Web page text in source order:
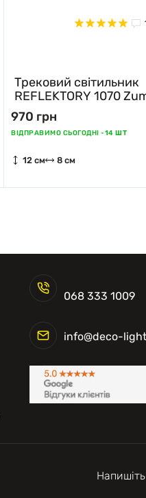
Трековий світильник
REFLEKTORY 1070
970 грн
ВІДПРАВИМО СЬОГОДНІ -14 ШТ
12 см 8 см
068 333 1009
info@deco-